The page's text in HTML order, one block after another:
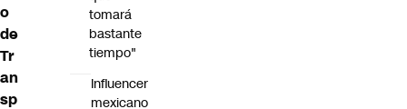
o
de
Tr
an
sp
tomará
bastante
tiempo"
Influencer
mexicano